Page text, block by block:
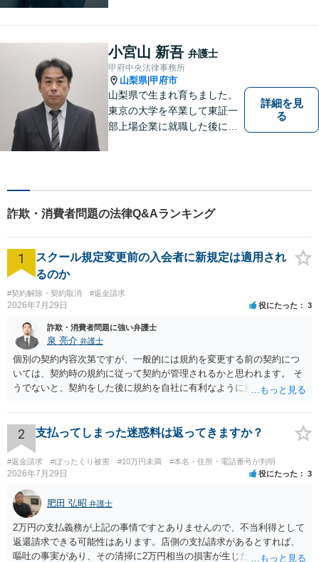
護士には、守秘義務がありま
すので、ご安心してご相談を
いただければと思います。
小宮山 新吾 弁護士
甲府中央法律事務所
山梨県|甲府市
山梨県で生まれ育ちました。
東京の大学を卒業して東証一
部上場企業に就職した後に司
に弁護士登録した後は、山梨
り扱ってきました。
詳細を見
る
詐欺・消費者問題の法律Q&Aランキング
1
スクール規定変更前の入会者に新規定は適用され
るのか
#契約解除・契約取消 #返金請求
2026年7月29日 役にたった 3
詐欺・消費者問題に強い弁護士
泉 亮介 弁護士
個別の契約内容次第ですが、一般的には規約を変更する前の契約につ
いては、契約時の規約に従って契約が管理されるかと思われます。 そ
うでないと、契約をした後に規約を自社に有利なように変更し、それ
る場合があるかと思われます。
2 支払ってしまった迷惑料は返ってきますか？
#返金請求 #ぼったくり被害 #10万円未満 #本名・住所・電話番号が判明
2026年7月29日 役にたった 3
肥田 弘昭 弁護士
2万円の支払義務が上記の事情ですとありませんので、不当利得として
返還請求できる可能性はあります。店側の支払請求があるとすれば、
嘔吐の事実があり、その清掃に2万円相当の損害が生じた場合です。ご